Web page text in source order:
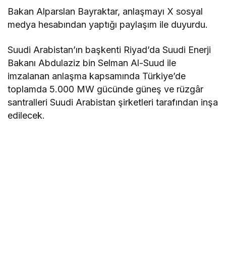
Bakan Alparslan Bayraktar, anlaşmayı X sosyal
medya hesabından yaptığı paylaşım ile duyurdu.
Suudi Arabistan’ın başkenti Riyad’da Suudi Enerji
Bakanı Abdulaziz bin Selman Al-Suud ile
imzalanan anlaşma kapsamında Türkiye’de
toplamda 5.000 MW gücünde güneş ve rüzgâr
santralleri Suudi Arabistan şirketleri tarafından inşa
edilecek.